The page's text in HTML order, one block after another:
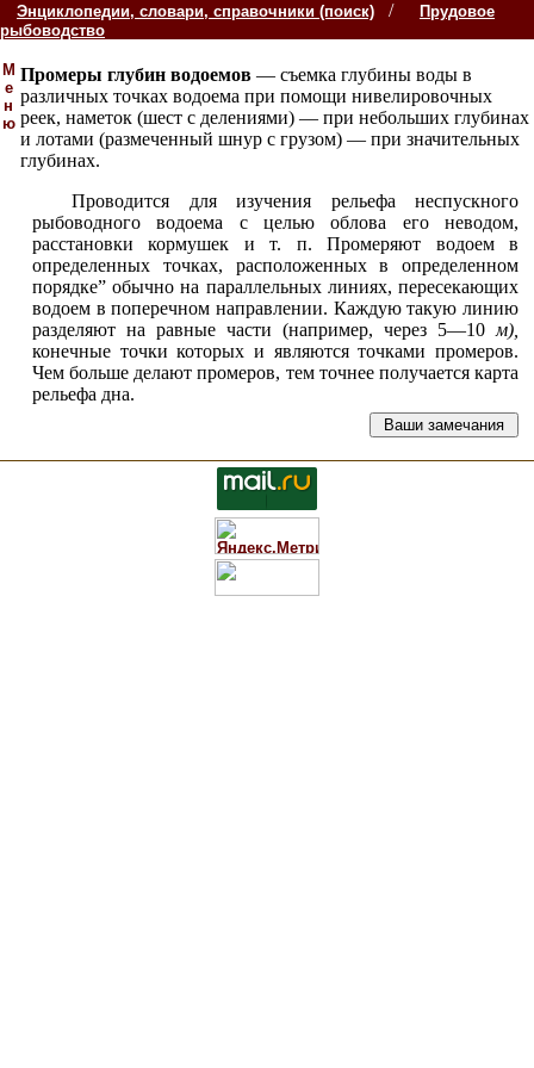
Энциклопедии, словари, справочники (поиск) /
Прудовое
рыбоводство
М
е
н
ю
Промеры глубин водоемов — съемка глубины воды в
различных точках водоема при помощи нивелировочных
реек, наметок (шест с делениями) — при небольших глубинах
и лотами (размеченный шнур с грузом) — при значительных
глубинах.
Проводится для изучения рельефа неспускного
рыбоводного водоема с целью облова его неводом,
расстановки кормушек и т. п. Промеряют водоем в
определенных точках, расположенных в определенном
порядке” обычно на параллельных линиях, пересекающих
водоем в поперечном направлении. Каждую такую линию
разделяют на равные части (например, через 5—10 м),
конечные точки которых и являются точками промеров.
Чем больше делают промеров, тем точнее получается карта
рельефа дна.